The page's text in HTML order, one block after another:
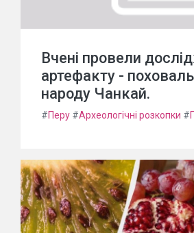
Вчені провели
артефакту -
народу Чанкай.
#Перу #Археологічні розкопки #